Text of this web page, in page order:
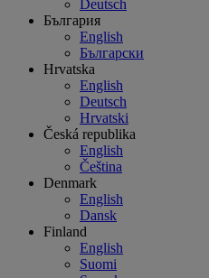
Deutsch
България
English
Български
Hrvatska
English
Deutsch
Hrvatski
Česká republika
English
Čeština
Denmark
English
Dansk
Finland
English
Suomi